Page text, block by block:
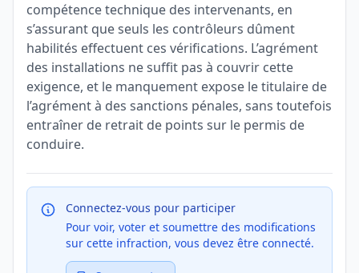
compétence technique des intervenants, en
s’assurant que seuls les contrôleurs dûment
habilités effectuent ces vérifications. L’agrément
des installations ne suffit pas à couvrir cette
exigence, et le manquement expose le titulaire de
l’agrément à des sanctions pénales, sans toutefois
entraîner de retrait de points sur le permis de
conduire.
Connectez-vous pour participer
Pour voir, voter et soumettre des modifications
sur cette infraction, vous devez être connecté.